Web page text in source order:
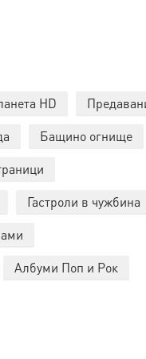
HD
Бащино огнище
Гастроли в чужбина
Албуми Поп и Рок